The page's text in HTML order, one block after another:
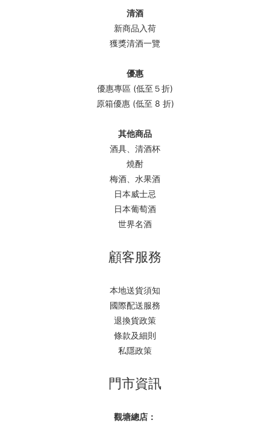
清酒
新商品入荷
獲獎清酒一覽
優惠
優惠專區 (低至５折)
原箱優惠 (低至 8 折)
其他商品
酒具、清酒杯
燒酎
梅酒、水果酒
日本威士忌
日本葡萄酒
世界名酒
顧客服務
本地送貨須知
國際配送服務
退換貨政策
條款及細則
私隱政策
門市資訊
觀塘總店：